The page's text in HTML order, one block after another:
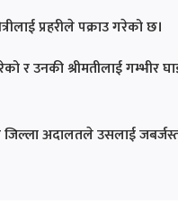
प्रहरीले पक्राउ गरेको छ।
र उनकी श्रीमतीलाई गम्भीर
जिल्ला अदालतले उसलाई